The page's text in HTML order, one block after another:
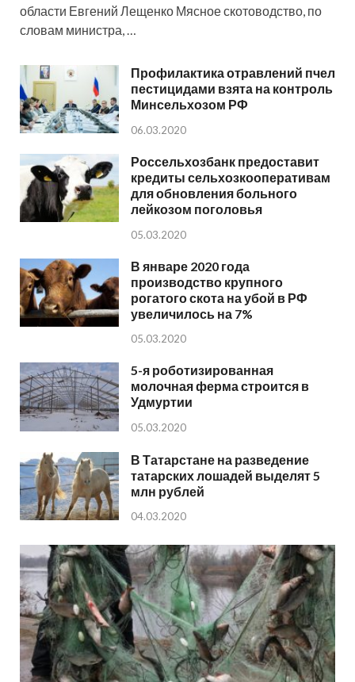
области Евгений Лещенко Мясное скотоводство, по
словам министра, …
Профилактика отравлений пчел
пестицидами взята на контроль
Минсельхозом РФ
06.03.2020
Россельхозбанк предоставит
кредиты сельхозкооперативам
для обновления больного
лейкозом поголовья
05.03.2020
В январе 2020 года
производство крупного
рогатого скота на убой в РФ
увеличилось на 7%
05.03.2020
5-я роботизированная
молочная ферма строится в
Удмуртии
05.03.2020
В Татарстане на разведение
татарских лошадей выделят 5
млн рублей
04.03.2020